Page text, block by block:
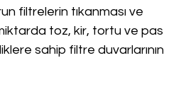
filtrelerin tıkanması ve
toz, kir, tortu ve pas
sahip filtre duvarlarının